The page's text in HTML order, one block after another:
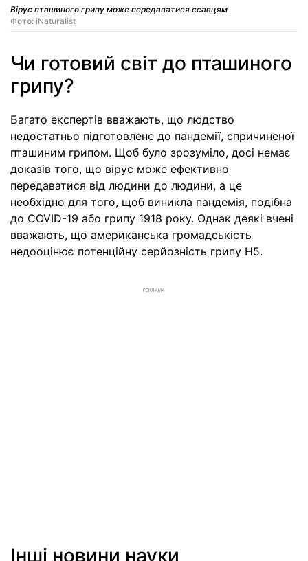
Вірус пташиного грипу може передаватися ссавцям
Фото: iNaturalist
Чи готовий світ до пташиного
грипу?
Багато експертів вважають, що людство
недостатньо підготовлене до пандемії, спричиненої
пташиним грипом. Щоб було зрозуміло, досі немає
доказів того, що вірус може ефективно
передаватися від людини до людини, а це
необхідно для того, щоб виникла пандемія, подібна
до COVID-19 або грипу 1918 року. Однак деякі вчені
вважають, що американська громадськість
недооцінює потенційну серйозність грипу H5.
РЕКЛАМА
Інші новини науки